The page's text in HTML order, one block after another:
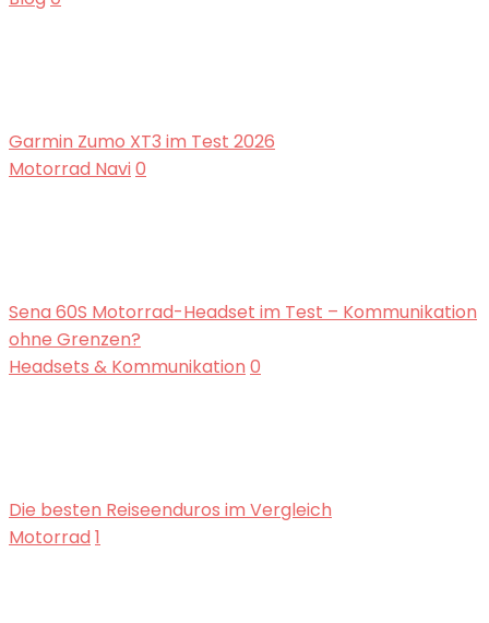
Garmin Zumo XT3 im Test 2026
Motorrad Navi0
Sena 60S Motorrad-Headset im Test – Kommunikation
ohne Grenzen?
Headsets & Kommunikation 0
Die besten Reiseenduros im Vergleich
Motorrad 1